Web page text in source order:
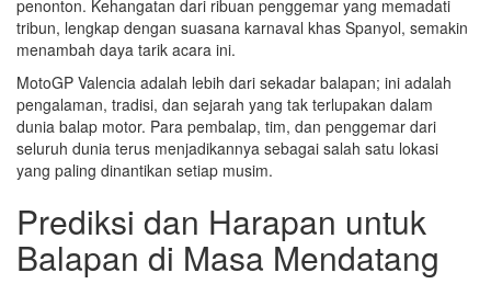
penonton. Kehangatan dari ribuan penggemar yang memadati
tribun, lengkap dengan suasana karnaval khas Spanyol, semakin
menambah daya tarik acara ini.
MotoGP Valencia adalah lebih dari sekadar balapan; ini adalah
pengalaman, tradisi, dan sejarah yang tak terlupakan dalam
dunia balap motor. Para pembalap, tim, dan penggemar dari
seluruh dunia terus menjadikannya sebagai salah satu lokasi
yang paling dinantikan setiap musim.
Prediksi dan Harapan untuk
Balapan di Masa Mendatang